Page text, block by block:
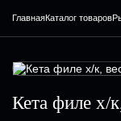
ГлавнаяКаталог товаров
Кета филе х/